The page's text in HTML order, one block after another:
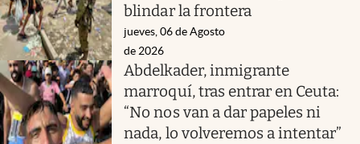
blindar la frontera
jueves, 06 de Agosto
de 2026
Abdelkader, inmigrante
marroquí, tras entrar en Ceuta:
“No nos van a dar papeles ni
nada, lo volveremos a intentar”